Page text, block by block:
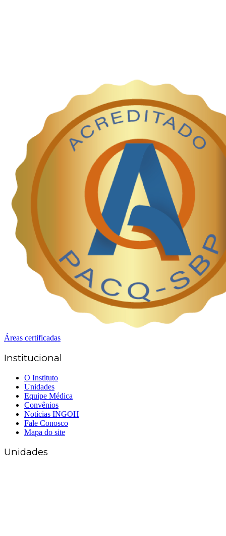
Áreas certificadas
Institucional
O Instituto
Unidades
Equipe Médica
Convênios
Notícias INGOH
Fale Conosco
Mapa do site
Unidades